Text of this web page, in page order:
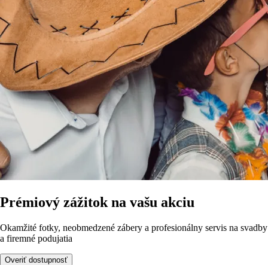
Prémiový zážitok na vašu akciu
Okamžité fotky, neobmedzené zábery a profesionálny servis na svadby
a firemné podujatia
Overiť dostupnosť